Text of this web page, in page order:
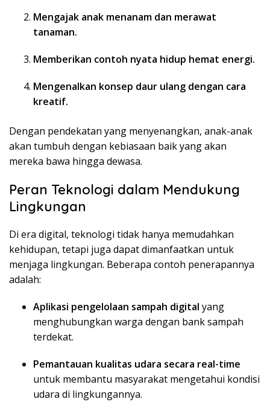
Mengajak anak menanam dan merawat
tanaman.
Memberikan contoh nyata hidup hemat energi.
Mengenalkan konsep daur ulang dengan cara
kreatif.
Dengan pendekatan yang menyenangkan, anak-anak
akan tumbuh dengan kebiasaan baik yang akan
mereka bawa hingga dewasa.
Peran Teknologi dalam Mendukung
Lingkungan
Di era digital, teknologi tidak hanya memudahkan
kehidupan, tetapi juga dapat dimanfaatkan untuk
menjaga lingkungan. Beberapa contoh penerapannya
adalah:
Aplikasi pengelolaan sampah digital yang
menghubungkan warga dengan bank sampah
terdekat.
Pemantauan kualitas udara secara real-time
untuk membantu masyarakat mengetahui kondisi
udara di lingkungannya.